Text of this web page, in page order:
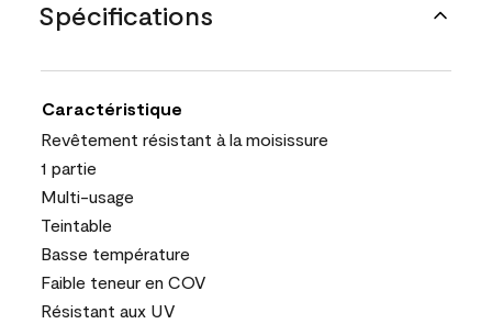
Spécifications
Caractéristique
Revêtement résistant à la moisissure
1 partie
Multi-usage
Teintable
Basse température
Faible teneur en COV
Résistant aux UV